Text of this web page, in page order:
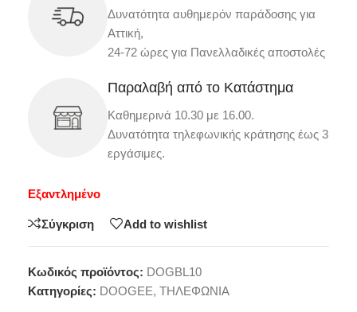
Δυνατότητα αυθημερόν παράδοσης για
Αττική,
24-72 ώρες για Πανελλαδικές αποστολές
Παραλαβή από το Κατάστημα
Καθημερινά 10.30 με 16.00.
Δυνατότητα τηλεφωνικής κράτησης έως 3
εργάσιμες.
Εξαντλημένο
Σύγκριση Add to wishlist
Κωδικός προϊόντος: DOGBL10
Κατηγορίες: DOOGEE, ΤΗΛΕΦΩΝΙΑ